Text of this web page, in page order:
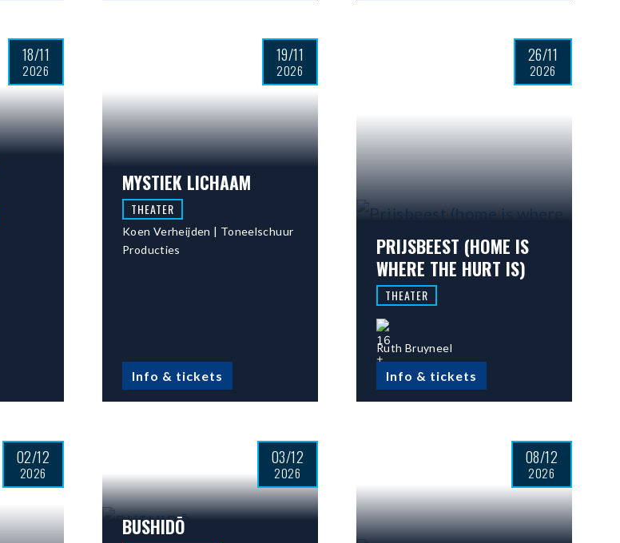
18/11
2026
19/11
2026
MYSTIEK LICHAAM
THEATER
Koen Verheijden | Toneelschuur
Producties
Info & tickets
26/11
2026
PRIJSBEEST (HOME IS
WHERE THE HURT IS)
THEATER
Ruth Bruyneel
Info & tickets
02/12
2026
03/12
2026
BUSHIDŌ
08/12
2026